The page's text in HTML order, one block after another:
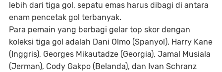
lebih dari tiga gol, sepatu emas harus dibagi di antara
enam pencetak gol terbanyak.
Para pemain yang berbagi gelar top skor dengan
koleksi tiga gol adalah Dani Olmo (Spanyol), Harry Kane
(Inggris), Georges Mikautadze (Georgia), Jamal Musiala
(Jerman), Cody Gakpo (Belanda), dan Ivan Schranz